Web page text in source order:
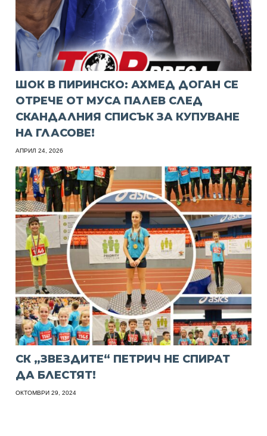
ШОК В ПИРИНСКО: АХМЕД ДОГАН СЕ
ОТРЕЧЕ ОТ МУСА ПАЛЕВ СЛЕД
СКАНДАЛНИЯ СПИСЪК ЗА КУПУВАНЕ
НА ГЛАСОВЕ!
АПРИЛ 24, 2026
СК „ЗВЕЗДИТЕ“ ПЕТРИЧ НЕ СПИРАТ
ДА БЛЕСТЯТ!
ОКТОМВРИ 29, 2024